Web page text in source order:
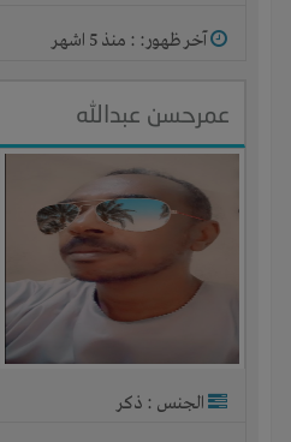
آخر ظهور: : منذ 5 اشهر
عمرحسن عبدالله
الجنس : ذكر